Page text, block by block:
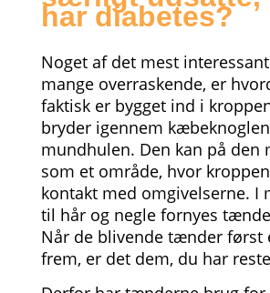
har diabetes?
Noget af det mest
mange overraskende, er
faktisk er bygget ind i
bryder igennem
mundhulen. Den kan på den
som et område, hvor
kontakt med omgivelserne. I
til hår og negle fornyes
Når de blivende tænder først
frem, er det dem, du har